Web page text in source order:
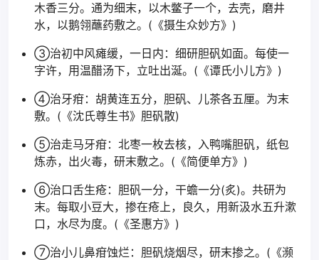
木香三分。通为细末，以木鳖子一个，去壳，磨井
水，以鹅翎蘸药敷之。(《摄生众妙方》)
③治初中风瘫缓，一日内：细研胆矾如面。每使一
字许，用温醋汤下，立吐出涎。(《谭氏小儿方》)
④治牙疳：胡黄连五分，胆矾、儿茶各五厘。为末
敷。(《沈氏尊生书》胆矾散)
⑤治走马牙疳：北枣一枚去核，入鸭嘴胆矾，纸包
炼赤，出火毒，研末敷之。(《简便单方》)
⑥治口舌生疮：胆矾一分，干蟾一分(炙)。共研为
末。每取小豆大，掺在疮上，良久，用新汲水五升漱
口，水尽为度。(《圣惠方》)
⑦治小儿鼻疳蚀烂：胆矾烧烟尽，研末掺之。(《濒